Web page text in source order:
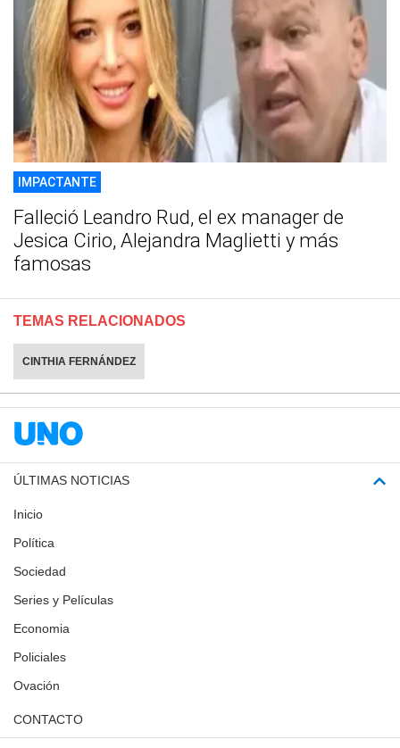
IMPACTANTE
Falleció Leandro Rud, el ex manager de
Jesica Cirio, Alejandra Maglietti y más
famosas
TEMAS RELACIONADOS
CINTHIA FERNÁNDEZ
ÚLTIMAS NOTICIAS
Inicio
Política
Sociedad
Series y Películas
Economia
Policiales
Ovación
CONTACTO